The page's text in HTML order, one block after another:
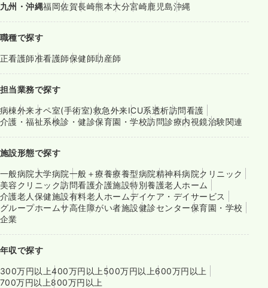
九州・沖縄福岡佐賀長崎熊本大分宮崎鹿児島沖縄
職種で探す
正看護師准看護師保健師助産師
担当業務で探す
病棟外来オペ室(手術室)救急外来ICU系透析訪問看護
介護・福祉系検診・健診保育園・学校訪問診療内視鏡治験関連
施設形態で探す
一般病院大学病院一般＋療養療養型病院精神科病院クリニック
美容クリニック訪問看護介護施設特別養護老人ホーム
介護老人保健施設有料老人ホームデイケア・デイサービス
グループホームサ高住障がい者施設健診センター保育園・学校
企業
年収で探す
300万円以上400万円以上 500万円以上600万円以上
700万円以上800万円以上